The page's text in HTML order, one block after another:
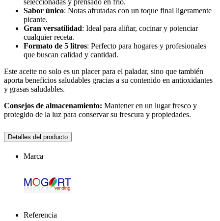
seleccionadas y prensado en frío.
Sabor único: Notas afrutadas con un toque final ligeramente
picante.
Gran versatilidad: Ideal para aliñar, cocinar y potenciar
cualquier receta.
Formato de 5 litros: Perfecto para hogares y profesionales
que buscan calidad y cantidad.
Este aceite no solo es un placer para el paladar, sino que también
aporta beneficios saludables gracias a su contenido en antioxidantes
y grasas saludables.
Consejos de almacenamiento: Mantener en un lugar fresco y
protegido de la luz para conservar su frescura y propiedades.
Detalles del producto
Marca
Referencia